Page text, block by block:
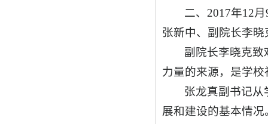
二、2017年12
张新中、副院长李
副院长李晓克
力量的来源，是学
张龙真副书记
展和建设的基本情况